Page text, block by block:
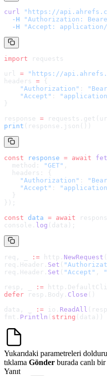
curl " https://
  -H
"Authorization:
  -H
"Accept:
import requests
url = " https://
headers = {
    "Authorization"
:
    "Accept"
:
}
response =
print (response.json())
const response = await
  method:
"GET" ,
  headers: {
    "Authorization"
:
    "Accept"
:
  }
});
const data = await
console. log (data);
req, _ := http. NewRequest (
req.Header. Set (
req.Header. Set ( "Accept" ,
resp, _
:=
defer resp.Body. Close ()
data, _
:= io. ReadAll
fmt. Println ( string (data))
Yukarıdaki parametreleri
tıklama Gönder burada canlı
Yanıt